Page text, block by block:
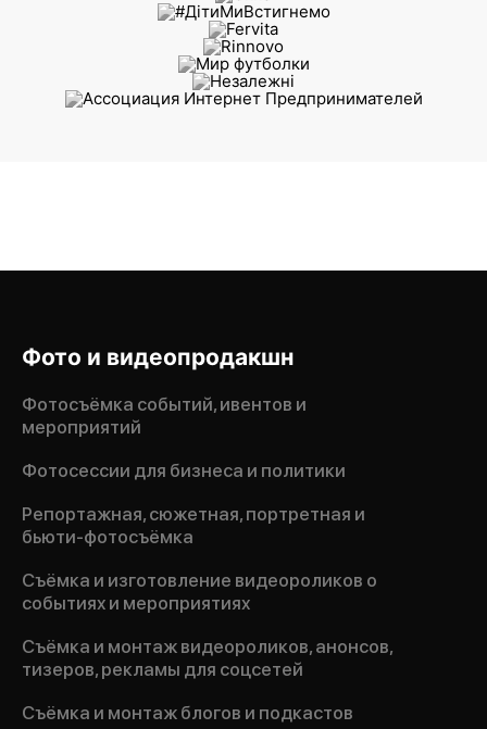
Фото и видеопродакшн
Фотосъёмка событий, ивентов и
мероприятий
Фотосессии для бизнеса и политики
Репортажная, сюжетная, портретная и
бьюти-фотосъёмка
Съёмка и изготовление видеороликов о
событиях и мероприятиях
Съёмка и монтаж видеороликов, анонсов,
тизеров, рекламы для соцсетей
Съёмка и монтаж блогов и подкастов